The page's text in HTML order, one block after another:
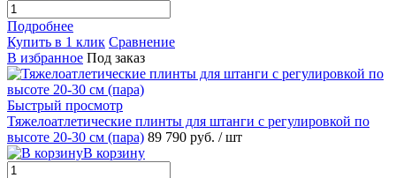
Подробнее
Купить в 1 клик Сравнение
В избранное Под заказ
Быстрый просмотр
Тяжелоатлетические плинты для штанги с регулировкой по
высоте 20-30 см (пара) 89 790 руб. / шт
В корзину